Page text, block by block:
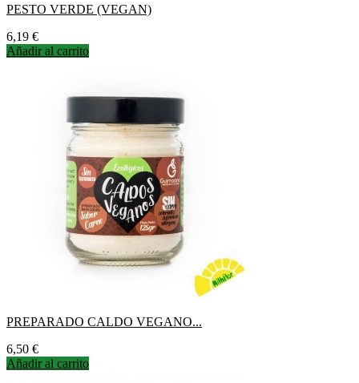
PESTO VERDE (VEGAN)
Precio
6,19 €
Añadir al carrito
PREPARADO CALDO VEGANO...
Precio
6,50 €
Añadir al carrito